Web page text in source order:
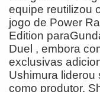
equipe reutilizou
jogo de Power
Edition
Duel , embora
exclusivas
Ushimura liderou
como produtor.